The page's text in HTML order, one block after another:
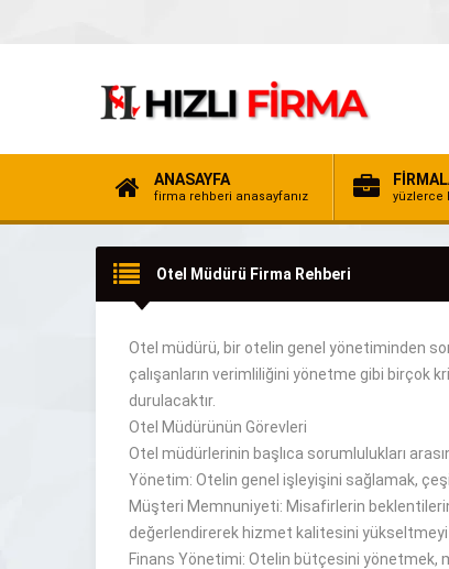
ANASAYFA
firma rehberi anasayfanız yüzlerce
Otel Müdürü Firma Rehberi
Otel müdürü, bir otelin genel yönetiminden
çalışanların verimliliğini yönetme gibi birçok
durulacaktır.
Otel Müdürünün Görevleri
Otel müdürlerinin başlıca sorumlulukları
Yönetim: Otelin genel işleyişini sağlamak,
Müşteri Memnuniyeti: Misafirlerin
değerlendirerek hizmet kalitesini
Finans Yönetimi: Otelin bütçesini yönetmek,